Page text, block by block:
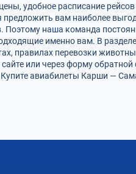
удобное расписание
вам наиболее
Поэтому наша команда
именно вам. В
правилах перевозки
или через форму
авиабилеты Карши —